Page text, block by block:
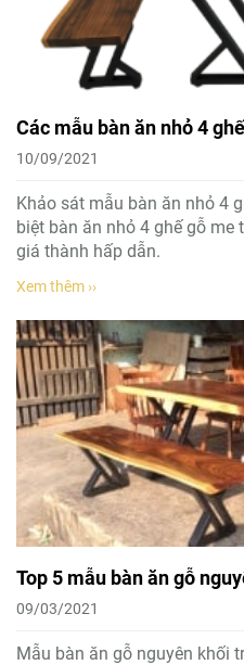
Các mẫu bàn ăn nhỏ 4
10/09/2021
Khảo sát mẫu bàn ăn nhỏ 4
biệt bàn ăn nhỏ 4 ghế gỗ me
giá thành hấp dẫn.
Xem thêm ››
Top 5 mẫu bàn ăn gỗ
09/03/2021
Mẫu bàn ăn gỗ nguyên khối